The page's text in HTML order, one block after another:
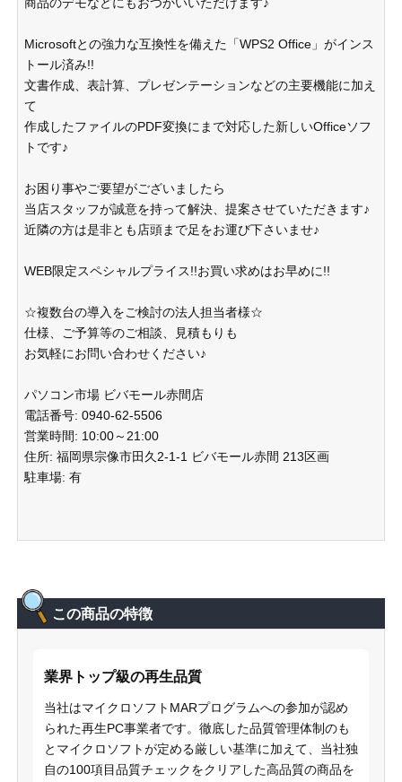
商品のデモなどにもおつかいいただけます♪
Microsoftとの強力な互換性を備えた「WPS2 Office」がインス
トール済み!!
文書作成、表計算、プレゼンテーションなどの主要機能に加え
て
作成したファイルのPDF変換にまで対応した新しいOfficeソフ
トです♪
お困り事やご要望がございましたら
当店スタッフが誠意を持って解決、提案させていただきます♪
近隣の方は是非とも店頭まで足をお運び下さいませ♪
WEB限定スペシャルプライス!!お買い求めはお早めに!!
☆複数台の導入をご検討の法人担当者様☆
仕様、ご予算等のご相談、見積もりも
お気軽にお問い合わせください♪
パソコン市場 ビバモール赤間店
電話番号: 0940-62-5506
営業時間: 10:00～21:00
住所: 福岡県宗像市田久2-1-1 ビバモール赤間 213区画
駐車場: 有
この商品の特徴
業界トップ級の再生品質
当社はマイクロソフトMARプログラムへの参加が認め
られた再生PC事業者です。徹底した品質管理体制のも
とマイクロソフトが定める厳しい基準に加えて、当社独
自の100項目品質チェックをクリアした高品質の商品を